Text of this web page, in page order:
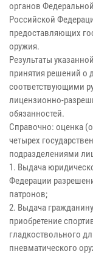
органов
Российской
предоставляющих
оружия.
Результаты
принятия решений о
соответствующими
лицензионно-
обязанностей.
Справочно: оценка
четырех
подразделениями
1. Выдача
Федерации
патронов;
2. Выдача
приобретение
гладкоствольного
пневматического